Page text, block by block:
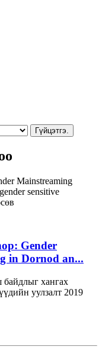
Гүйцэтгэ.
Mainstreaming
gender sensitive
Gender
in Dornod an...
хангах
уулзалт 2019